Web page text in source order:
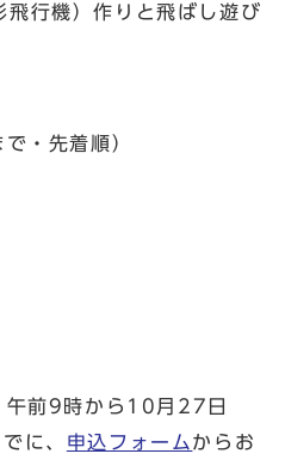
飛行機）作りと飛ばし遊び
・先着順）
前9時から10月27日
に、 申込フォーム からお